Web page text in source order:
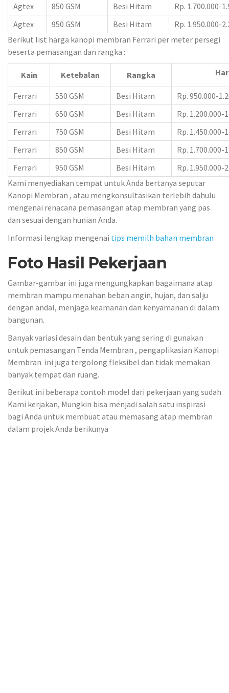
Agtex
850 GSM Besi Hitam
Rp. 1.700.000-
Agtex
950 GSM Besi Hitam
Rp. 1.950.000-
Berikut list harga kanopi membran Ferrari per meter persegi
beserta pemasangan dan rangka :
Kain Ketebalan Rangka
Ferrari 550 GSM Besi Hitam
Rp. 950.000-
Ferrari
650 GSM Besi Hitam
Rp. 1.200.000-
Ferrari
750 GSM Besi Hitam
Rp. 1.450.000-
Ferrari
850 GSM Besi Hitam
Rp. 1.700.000-
Ferrari
950 GSM Besi Hitam
Rp. 1.950.000-
Kami menyediakan tempat untuk Anda bertanya seputar
Kanopi Membran , atau mengkonsultasikan terlebih dahulu
mengenai renacana pemasangan atap membran yang pas
dan sesuai dengan hunian Anda.
Informasi lengkap mengenai tips memilh bahan membran
Foto Hasil Pekerjaan
Gambar-gambar ini juga mengungkapkan bagaimana atap
membran mampu menahan beban angin, hujan, dan salju
dengan andal, menjaga keamanan dan kenyamanan di dalam
bangunan.
Banyak variasi desain dan bentuk yang sering di gunakan
untuk pemasangan Tenda Membran , pengaplikasian Kanopi
Membran ini juga tergolong fleksibel dan tidak memakan
banyak tempat dan ruang.
Berikut ini beberapa contoh model dari pekerjaan yang sudah
Kami kerjakan, Mungkin bisa menjadi salah satu inspirasi
bagi Anda untuk membuat atau memasang atap membran
dalam projek Anda berikunya